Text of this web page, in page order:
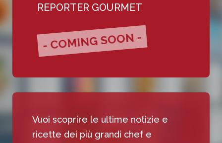
REPORTER GOURMET
- COMING SOON -
Vuoi scoprire le ultime notizie e
ricette dei più grandi chef e